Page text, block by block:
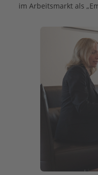
im Arbeitsmarkt als